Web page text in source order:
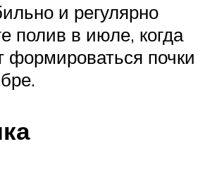
и регулярно
полив в июле, когда
формироваться почки